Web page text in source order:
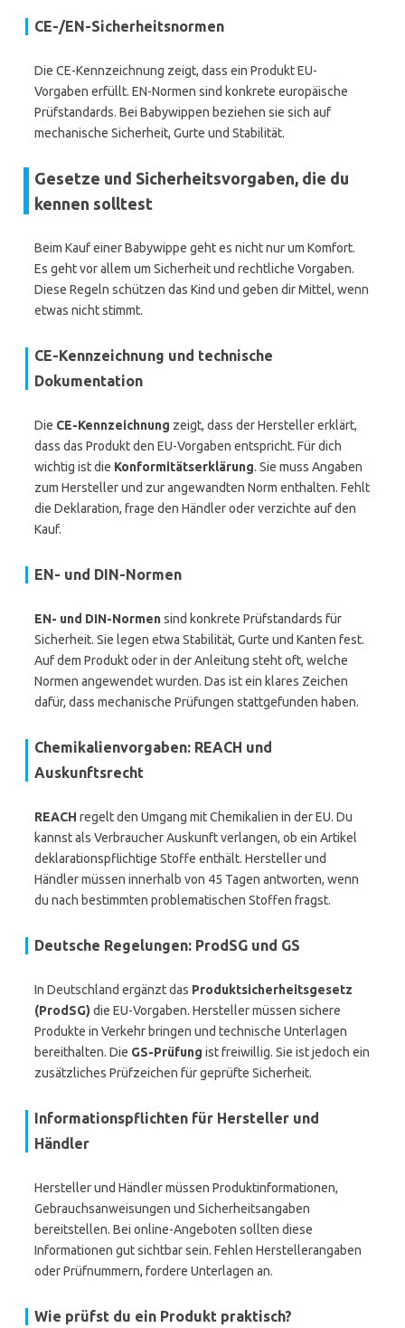
CE-/EN-Sicherheitsnormen
Die CE-Kennzeichnung zeigt, dass ein Produkt EU-
Vorgaben erfüllt. EN-Normen sind konkrete europäische
Prüfstandards. Bei Babywippen beziehen sie sich auf
mechanische Sicherheit, Gurte und Stabilität.
Gesetze und Sicherheitsvorgaben, die du
kennen solltest
Beim Kauf einer Babywippe geht es nicht nur um Komfort.
Es geht vor allem um Sicherheit und rechtliche Vorgaben.
Diese Regeln schützen das Kind und geben dir Mittel, wenn
etwas nicht stimmt.
CE-Kennzeichnung und technische
Dokumentation
Die CE-Kennzeichnung zeigt, dass der Hersteller erklärt,
dass das Produkt den EU-Vorgaben entspricht. Für dich
wichtig ist die Konformitätserklärung. Sie muss Angaben
zum Hersteller und zur angewandten Norm enthalten. Fehlt
die Deklaration, frage den Händler oder verzichte auf den
Kauf.
EN- und DIN-Normen
EN- und DIN-Normensind konkrete Prüfstandards für
Sicherheit. Sie legen etwa Stabilität, Gurte und Kanten fest.
Auf dem Produkt oder in der Anleitung steht oft, welche
Normen angewendet wurden. Das ist ein klares Zeichen
dafür, dass mechanische Prüfungen stattgefunden haben.
Chemikalienvorgaben: REACH und
Auskunftsrecht
REACH regelt den Umgang mit Chemikalien in der EU. Du
kannst als Verbraucher Auskunft verlangen, ob ein Artikel
deklarationspflichtige Stoffe enthält. Hersteller und
Händler müssen innerhalb von 45 Tagen antworten, wenn
du nach bestimmten problematischen Stoffen fragst.
Deutsche Regelungen: ProdSG und GS
In Deutschland ergänzt das Produktsicherheitsgesetz
(ProdSG) die EU-Vorgaben. Hersteller müssen sichere
Produkte in Verkehr bringen und technische Unterlagen
bereithalten. Die GS-Prüfung ist freiwillig. Sie ist jedoch ein
zusätzliches Prüfzeichen für geprüfte Sicherheit.
Informationspflichten für Hersteller und
Händler
Hersteller und Händler müssen Produktinformationen,
Gebrauchsanweisungen und Sicherheitsangaben
bereitstellen. Bei online-Angeboten sollten diese
Informationen gut sichtbar sein. Fehlen Herstellerangaben
oder Prüfnummern, fordere Unterlagen an.
Wie prüfst du ein Produkt praktisch?